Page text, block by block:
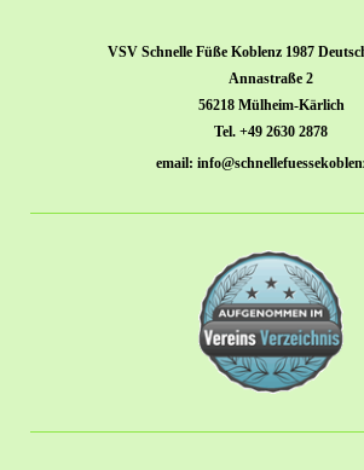
VSV Schnelle Füße Koblenz 1987
Annastraße 2
56218 Mülheim-Kärlich
Tel. +49 2630 2878
email: